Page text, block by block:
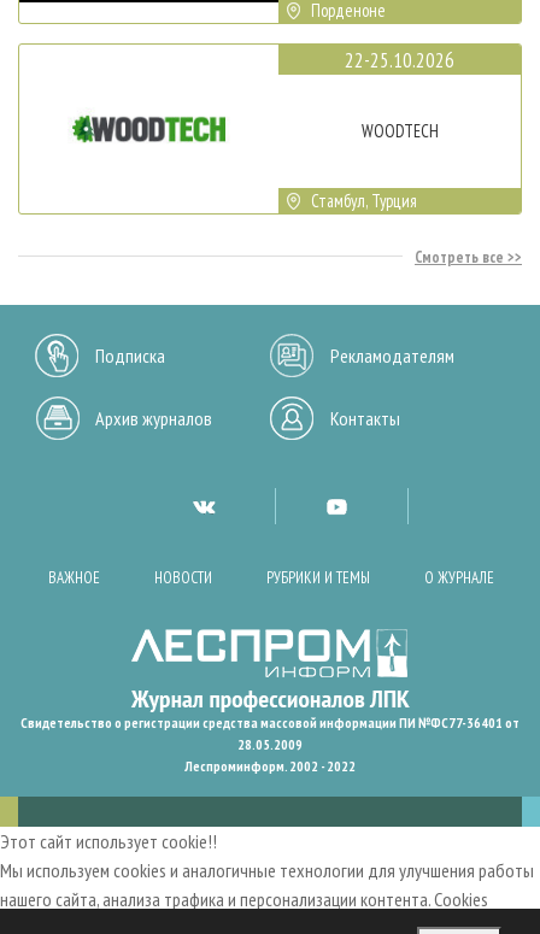
Порденоне
22-25.10.2026
WOODTECH
Стамбул, Турция
Смотреть все
Подписка Рекламодателям
Архив журналов Контакты
ВАЖНОЕ НОВОСТИ РУБРИКИ И ТЕМЫ О ЖУРНАЛЕ
Свидетельство о регистрации средства массовой информации ПИ №ФС77-36401 от
28.05.2009
Леспроминформ. 2002 - 2022
Этот сайт использует cookie!!
Мы используем cookies и аналогичные технологии для улучшения работы
нашего сайта, анализа трафика и персонализации контента. Cookies